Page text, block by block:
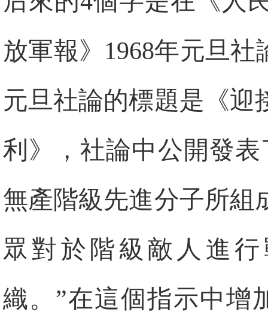
放軍報》1968年元旦社
元旦社論的標題是《迎
利》，社論中公開發
無產階級先進分子所組
眾對於階級敵人進
織。”在這個指示中增